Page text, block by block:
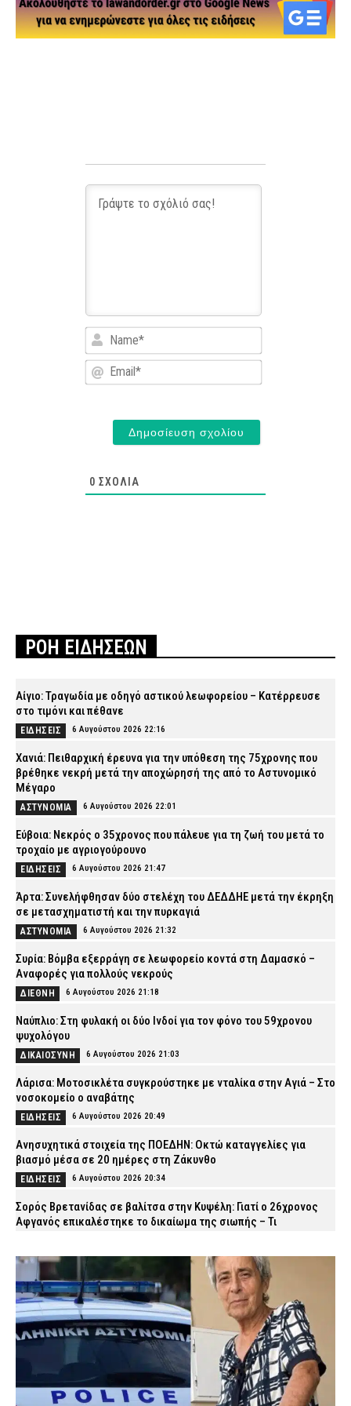
Name*
Email*
0 ΣΧΌΛΙΑ
ΡΟΗ ΕΙΔΗΣΕΩΝ
Αίγιο: Τραγωδία με οδηγό αστικού λεωφορείου – Κατέρρευσε
στο τιμόνι και πέθανε
ΕΙΔΗΣΕΙΣ 6 Αυγούστου 2026 22:16
Χανιά: Πειθαρχική έρευνα για την υπόθεση της 75χρονης που
βρέθηκε νεκρή μετά την αποχώρησή της από το Αστυνομικό
Μέγαρο
ΑΣΤΥΝΟΜΙΑ 6 Αυγούστου 2026 22:01
Εύβοια: Νεκρός ο 35χρονος που πάλευε για τη ζωή του μετά το
τροχαίο με αγριογούρουνο
ΕΙΔΗΣΕΙΣ 6 Αυγούστου 2026 21:47
Άρτα: Συνελήφθησαν δύο στελέχη του ΔΕΔΔΗΕ μετά την έκρηξη
σε μετασχηματιστή και την πυρκαγιά
ΑΣΤΥΝΟΜΙΑ 6 Αυγούστου 2026 21:32
Συρία: Βόμβα εξερράγη σε λεωφορείο κοντά στη Δαμασκό –
Αναφορές για πολλούς νεκρούς
ΔΙΕΘΝΗ 6 Αυγούστου 2026 21:18
Ναύπλιο: Στη φυλακή οι δύο Ινδοί για τον φόνο του 59χρονου
ψυχολόγου
ΔΙΚΑΙΟΣΥΝΗ 6 Αυγούστου 2026 21:03
Λάρισα: Μοτοσικλέτα συγκρούστηκε με νταλίκα στην Αγιά – Στο
νοσοκομείο ο αναβάτης
ΕΙΔΗΣΕΙΣ 6 Αυγούστου 2026 20:49
Ανησυχητικά στοιχεία της ΠΟΕΔΗΝ: Οκτώ καταγγελίες για
βιασμό μέσα σε 20 ημέρες στη Ζάκυνθο
ΕΙΔΗΣΕΙΣ 6 Αυγούστου 2026 20:34
Σορός Βρετανίδας σε βαλίτσα στην Κυψέλη: Γιατί ο 26χρονος
Αφγανός επικαλέστηκε το δικαίωμα της σιωπής – Τι
ΑΣΤΥΝΟΜΙΑ 6 Αυγούστου 2026 20:20
Πυρκαγιές: 325 αυτοψίες σε έξι περιφερειακές ενότητες –
Ακατάλληλα 118 κτίρια
ΕΙΔΗΣΕΙΣ 6 Αυγούστου 2026 20:06
Δενδροπόταμος: Αυτοκίνητο παρέσυρε και τραυμάτισε πεζό
κοντά στις σιδηροδρομικές γραμμές
6 Αυγούστου 2026 19:51